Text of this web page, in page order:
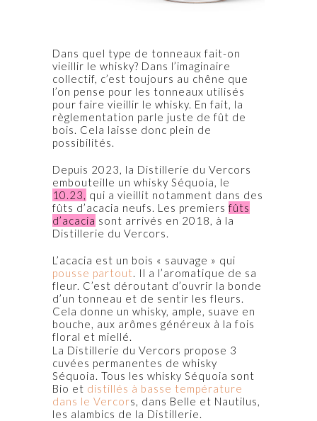
Dans quel type de tonneaux fait-on
vieillir le whisky? Dans l’imaginaire
collectif, c’est toujours au chêne que
l’on pense pour les tonneaux utilisés
pour faire vieillir le whisky. En fait, la
règlementation parle juste de fût de
bois. Cela laisse donc plein de
possibilités.
Depuis 2023, la Distillerie du Vercors
embouteille un whisky Séquoia, le
10.23, qui a vieillit notamment dans des
fûts d’acacia neufs. Les premiers fûts
d’acacia sont arrivés en 2018, à la
Distillerie du Vercors.
L’acacia est un bois « sauvage » qui
pousse partout. Il a l’aromatique de sa
fleur. C’est déroutant d’ouvrir la bonde
d’un tonneau et de sentir les fleurs.
Cela donne un whisky, ample, suave en
bouche, aux arômes généreux à la fois
floral et miellé.
La Distillerie du Vercors propose 3
cuvées permanentes de whisky
Séquoia. Tous les whisky Séquoia sont
Bio et distillés à basse température
dans le Vercors, dans Belle et Nautilus,
les alambics de la Distillerie.